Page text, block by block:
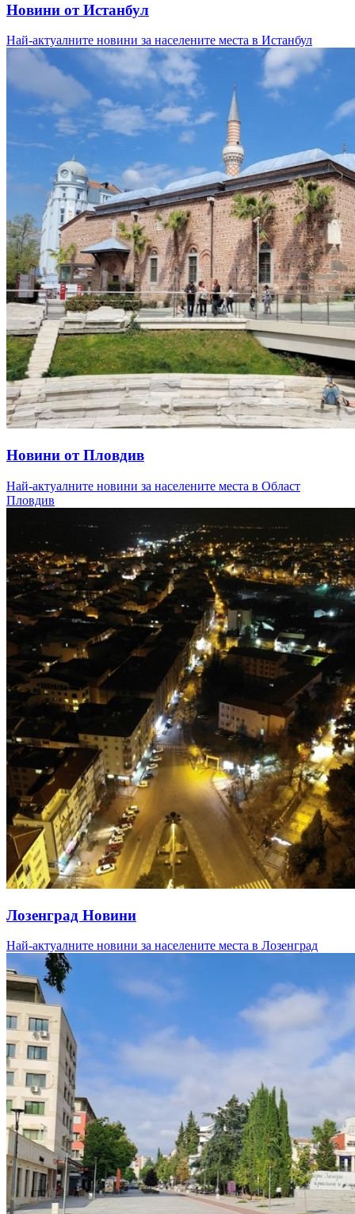
Новини от Истанбул
Най-актуалните новини за населените места в Истанбул
Новини от Пловдив
Най-актуалните новини за населените места в Област
Пловдив
Лозенград Новини
Най-актуалните новини за населените места в Лозенград